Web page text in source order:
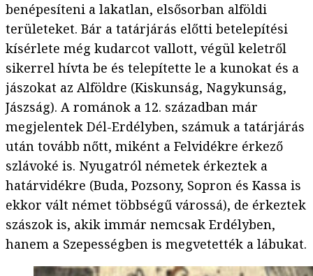
benépesíteni a lakatlan, elsősorban alföldi
területeket. Bár a tatárjárás előtti betelepítési
kísérlete még kudarcot vallott, végül keletről
sikerrel hívta be és telepítette le a kunokat és a
jászokat az Alföldre (Kiskunság, Nagykunság,
Jászság). A románok a 12. században már
megjelentek Dél-Erdélyben, számuk a tatárjárás
után tovább nőtt, miként a Felvidékre érkező
szlávoké is. Nyugatról németek érkeztek a
határvidékre (Buda, Pozsony, Sopron és Kassa is
ekkor vált német többségű várossá), de érkeztek
szászok is, akik immár nemcsak Erdélyben,
hanem a Szepességben is megvetették a lábukat.